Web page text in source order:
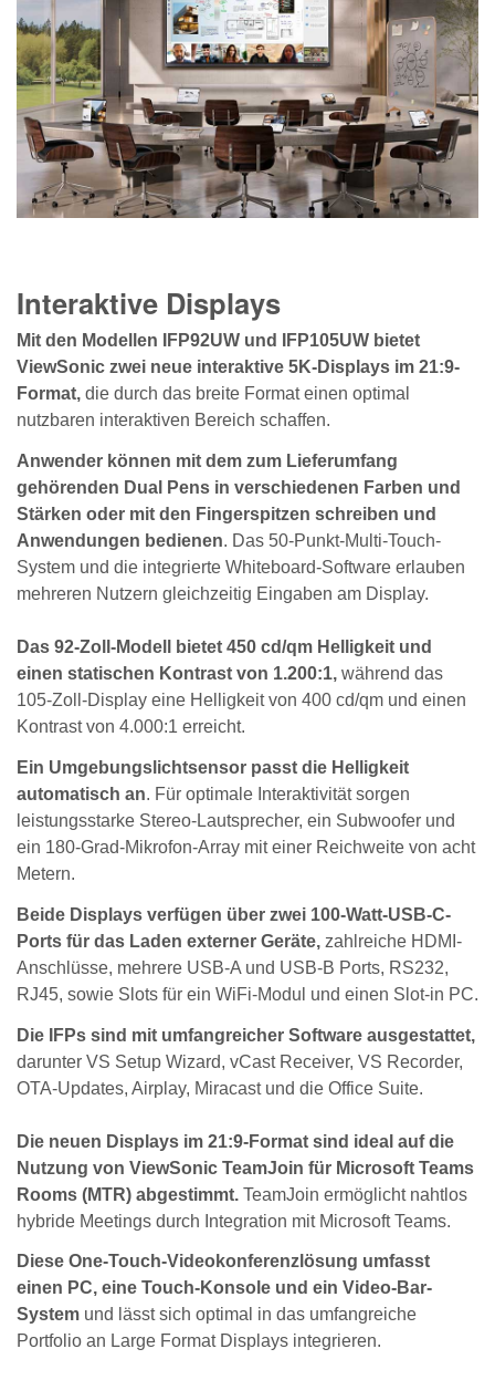
Interaktive Displays
Mit den Modellen IFP92UW und IFP105UW bietet
ViewSonic zwei neue interaktive 5K-Displays im 21:9-
Format, die durch das breite Format einen optimal
nutzbaren interaktiven Bereich schaffen.
Anwender können mit dem zum Lieferumfang
gehörenden Dual Pens in verschiedenen Farben und
Stärken oder mit den Fingerspitzen schreiben und
Anwendungen bedienen. Das 50-Punkt-Multi-Touch-
System und die integrierte Whiteboard-Software erlauben
mehreren Nutzern gleichzeitig Eingaben am Display.
Das 92-Zoll-Modell bietet 450 cd/qm Helligkeit und
einen statischen Kontrast von 1.200:1, während das
105-Zoll-Display eine Helligkeit von 400 cd/qm und einen
Kontrast von 4.000:1 erreicht.
Ein Umgebungslichtsensor passt die Helligkeit
automatisch an. Für optimale Interaktivität sorgen
leistungsstarke Stereo-Lautsprecher, ein Subwoofer und
ein 180-Grad-Mikrofon-Array mit einer Reichweite von acht
Metern.
Beide Displays verfügen über zwei 100-Watt-USB-C-
Ports für das Laden externer Geräte, zahlreiche HDMI-
Anschlüsse, mehrere USB-A und USB-B Ports, RS232,
RJ45, sowie Slots für ein WiFi-Modul und einen Slot-in PC.
Die IFPs sind mit umfangreicher Software ausgestattet,
darunter VS Setup Wizard, vCast Receiver, VS Recorder,
OTA-Updates, Airplay, Miracast und die Office Suite.
Die neuen Displays im 21:9-Format sind ideal auf die
Nutzung von ViewSonic TeamJoin für Microsoft Teams
Rooms (MTR) abgestimmt. TeamJoin ermöglicht nahtlos
hybride Meetings durch Integration mit Microsoft Teams.
Diese One-Touch-Videokonferenzlösung umfasst
einen PC, eine Touch-Konsole und ein Video-Bar-
System und lässt sich optimal in das umfangreiche
Portfolio an Large Format Displays integrieren.